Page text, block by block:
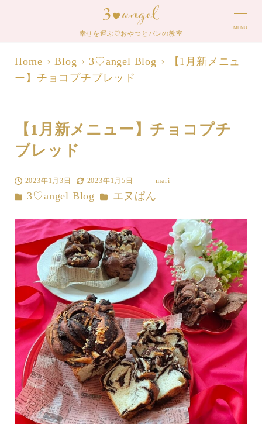
幸せを運ぶ♡おやつとパンの教室
MENU
Home Blog 3♡angel Blog
【1月新メニュ
ー】チョコプチブレッド
【1月新メニュー】チョコプチ
ブレッド
投稿日
2023年1月3日
更新日
2023年1月5日
者
mari
カテゴリー
3♡angel Blog カテゴリー
エヌぱん